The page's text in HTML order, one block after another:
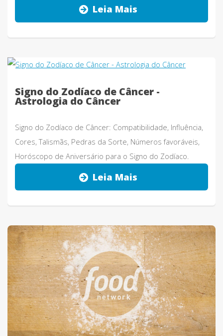
Leia Mais
Signo do Zodíaco de Câncer -
Astrologia do Câncer
Signo do Zodíaco de Câncer: Compatibilidade, Influência,
Cores, Talismãs, Pedras da Sorte, Números favoráveis,
Horóscopo de Aniversário para o Signo do Zodíaco.
Leia Mais